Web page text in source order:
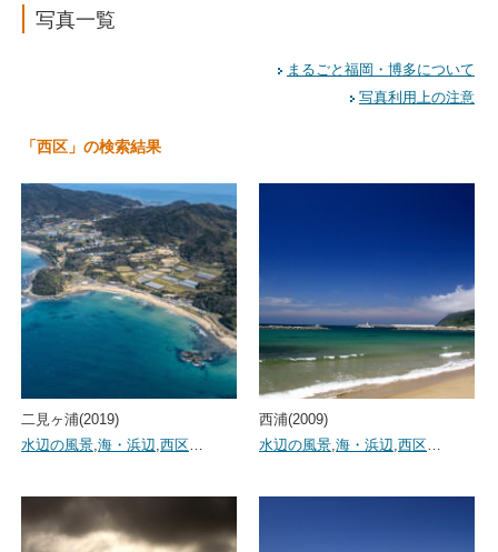
写真一覧
「西区」の検索結果
まるごと福岡・博多について
写真利用上の注意
二見ヶ浦(2019)
水辺の風景,海・浜辺,西区…
西浦(2009)
水辺の風景,海・浜辺,西区…